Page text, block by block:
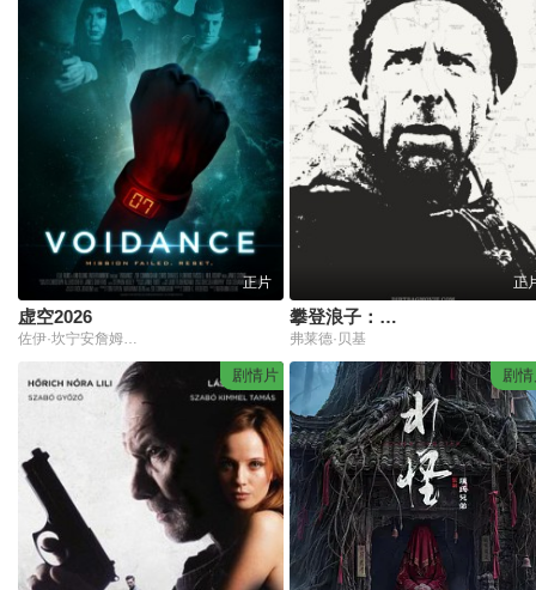
正片
虚空2026
正
攀登浪子：弗雷德·贝基传奇
弗莱德·贝基
剧情片 剧